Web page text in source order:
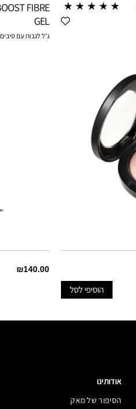
SPICE
הוסיפי לסל
FIBRE
GEL
ג'ל לגבות עם סיבים
₪140.00
אודותינו
הסיפור של מאק